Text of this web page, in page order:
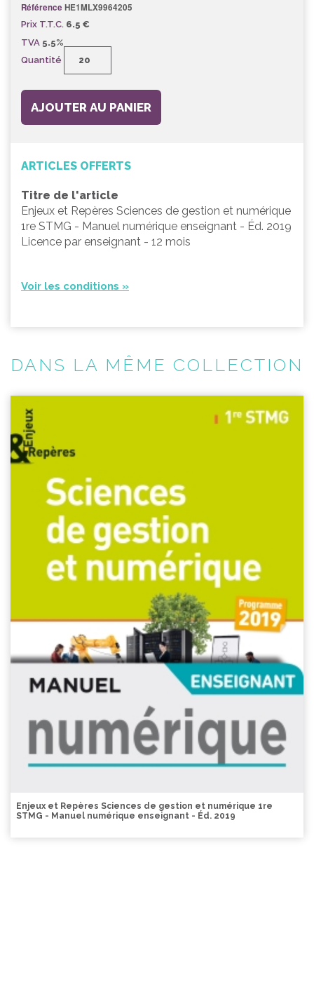
Référence HE1MLX9964205
Prix T.T.C. 6.5 €
TVA 5.5%
Quantité
AJOUTER AU PANIER
ARTICLES OFFERTS
Titre de l'article
Enjeux et Repères Sciences de gestion et numérique
1re STMG - Manuel numérique enseignant - Éd. 2019
Licence par enseignant - 12 mois
Voir les conditions »
DANS LA MÊME COLLECTION
Enjeux et Repères Sciences de gestion et numérique 1re
STMG - Manuel numérique enseignant - Éd. 2019